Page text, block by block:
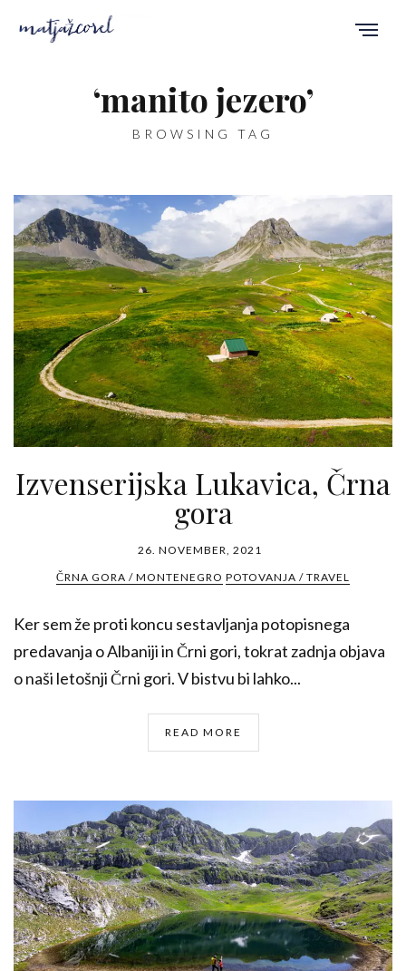
‘manito jezero’
BROWSING TAG
Izvenserijska Lukavica, Črna
gora
26. NOVEMBER, 2021
ČRNA GORA / MONTENEGRO POTOVANJA / TRAVEL
Ker sem že proti koncu sestavljanja potopisnega
predavanja o Albaniji in Črni gori, tokrat zadnja objava
o naši letošnji Črni gori. V bistvu bi lahko...
READ MORE